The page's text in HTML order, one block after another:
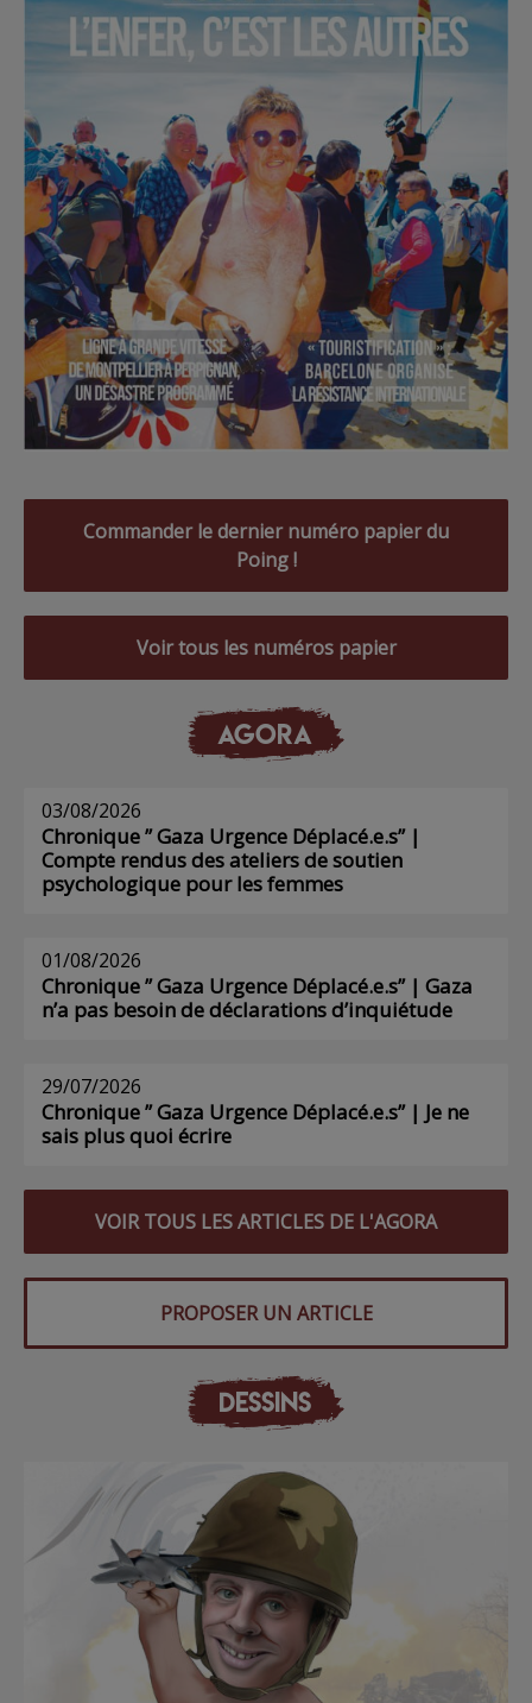
Commander le dernier numéro papier du
Poing !
Voir tous les numéros papier
AGORA
03/08/2026
Chronique ” Gaza Urgence Déplacé.e.s” |
Compte rendus des ateliers de soutien
psychologique pour les femmes
01/08/2026
Chronique ” Gaza Urgence Déplacé.e.s” | Gaza
n’a pas besoin de déclarations d’inquiétude
29/07/2026
Chronique ” Gaza Urgence Déplacé.e.s” | Je ne
sais plus quoi écrire
VOIR TOUS LES ARTICLES DE L'AGORA
PROPOSER UN ARTICLE
DESSINS